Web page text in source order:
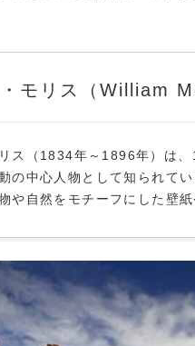
モリス（William
ス（1834年～1896年）は
の中心人物として知られて
や自然をモチーフにした壁